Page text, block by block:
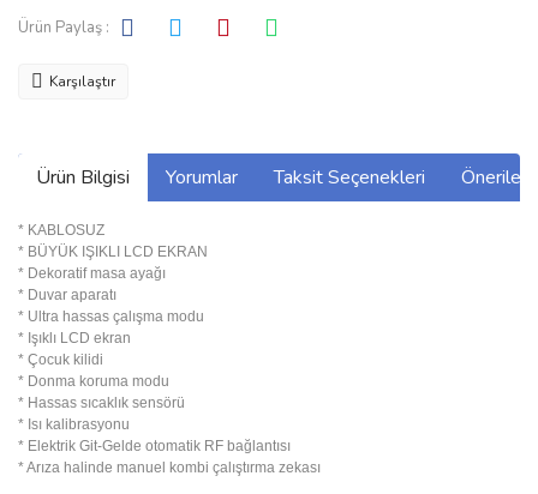
Ürün Paylaş :
Karşılaştır
Ürün Bilgisi Yorumlar Taksit Seçenekleri
* KABLOSUZ
* BÜYÜK IŞIKLI LCD EKRAN
* Dekoratif masa ayağı
* Duvar aparatı
* Ultra hassas çalışma modu
* Işıklı LCD ekran
* Çocuk kilidi
* Donma koruma modu
* Hassas sıcaklık sensörü
* Isı kalibrasyonu
* Elektrik Git-Gelde otomatik RF bağlantısı
* Arıza halinde manuel kombi çalıştırma zekası